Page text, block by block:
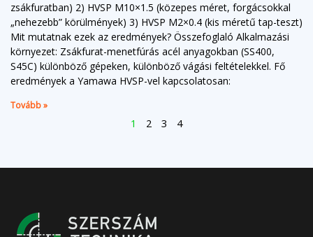
zsákfuratban) 2) HVSP M10×1.5 (közepes méret, forgácsokkal
„nehezebb” körülmények) 3) HVSP M2×0.4 (kis méretű tap-teszt)
Mit mutatnak ezek az eredmények? Összefoglaló Alkalmazási
környezet: Zsákfurat-menetfúrás acél anyagokban (SS400,
S45C) különböző gépeken, különböző vágási feltételekkel. Fő
eredmények a Yamawa HVSP-vel kapcsolatosan:
Tovább »
1 2 3 4